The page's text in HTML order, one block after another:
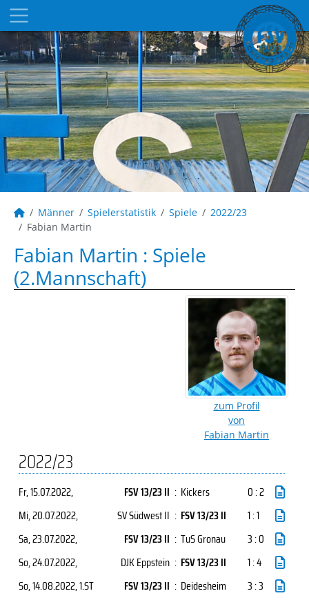
Männer Spielerstatistik Spiele
2022/23
Fabian Martin
Fabian Martin : Spiele
(2.Mannschaft)
zum Profil
von
Fabian Martin
2022/23
Fr, 15.07.2022, FSV 13/23 II : Kickers
0 : 2
Mi, 20.07.2022, SV Südwest II : FSV 13/23 II
1 : 1
Sa, 23.07.2022, FSV 13/23 II : TuS Gronau
3 : 0
So, 24.07.2022, DJK Eppstein : FSV 13/23 II
1 : 4
So, 14.08.2022, 1.ST FSV 13/23 II : Deidesheim
3 : 3